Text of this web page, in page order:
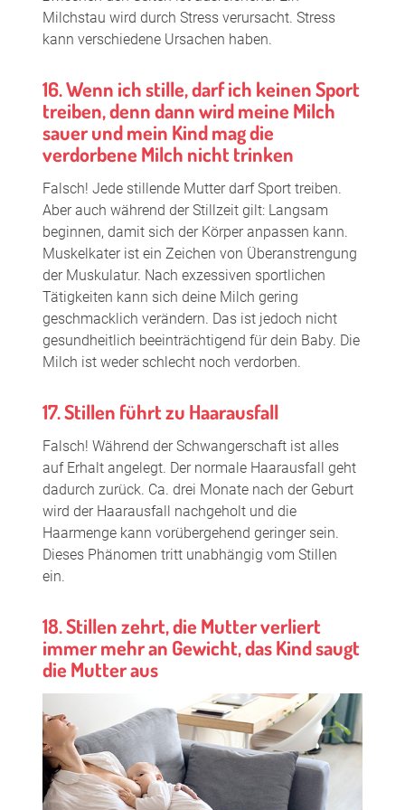
Milchstau wird durch Stress verursacht. Stress
kann verschiedene Ursachen haben.
16. Wenn ich stille, darf ich keinen Sport
treiben, denn dann wird meine Milch
sauer und mein Kind mag die
verdorbene Milch nicht trinken
Falsch! Jede stillende Mutter darf Sport treiben.
Aber auch während der Stillzeit gilt: Langsam
beginnen, damit sich der Körper anpassen kann.
Muskelkater ist ein Zeichen von Überanstrengung
der Muskulatur. Nach exzessiven sportlichen
Tätigkeiten kann sich deine Milch gering
geschmacklich verändern. Das ist jedoch nicht
gesundheitlich beeinträchtigend für dein Baby. Die
Milch ist weder schlecht noch verdorben.
17. Stillen führt zu Haarausfall
Falsch! Während der Schwangerschaft ist alles
auf Erhalt angelegt. Der normale Haarausfall geht
dadurch zurück. Ca. drei Monate nach der Geburt
wird der Haarausfall nachgeholt und die
Haarmenge kann vorübergehend geringer sein.
Dieses Phänomen tritt unabhängig vom Stillen
ein.
18. Stillen zehrt, die Mutter verliert
immer mehr an Gewicht, das Kind saugt
die Mutter aus